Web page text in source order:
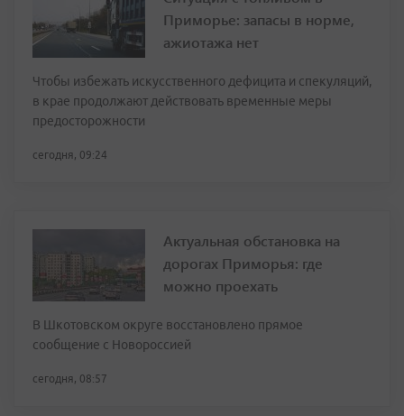
Приморье: запасы в норме,
ажиотажа нет
Чтобы избежать искусственного дефицита и спекуляций,
в крае продолжают действовать временные меры
предосторожности
сегодня, 09:24
Актуальная обстановка на
дорогах Приморья: где
можно проехать
В Шкотовском округе восстановлено прямое
сообщение с Новороссией
сегодня, 08:57